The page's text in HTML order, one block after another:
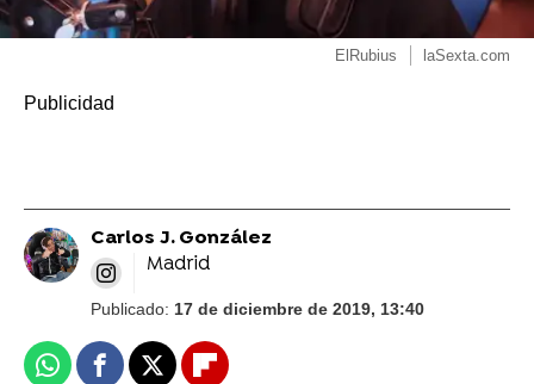
ElRubius laSexta.com
Carlos J. González
Madrid
Publicado: 17 de diciembre de 2019, 13:40
WhatsappFacebook
X Flipboard